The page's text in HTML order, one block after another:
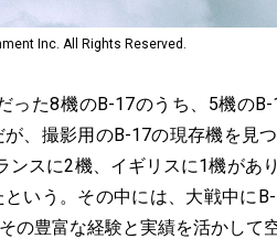
Inc. All Rights Reserved.
た8機のB-17のうち、5機の
、撮影用のB-17の現存機を見
スに2機、イギリスに1機があ
いう。その中には、大戦中に
の豊富な経験と実績を活かして